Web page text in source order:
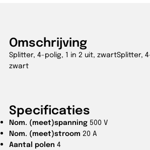
Omschrijving
Splitter, 4-polig, 1 in 2 uit, zwartSplitter,
zwart
Specificaties
Nom. (meet)spanning 500 V
Nom. (meet)stroom 20 A
Aantal polen 4